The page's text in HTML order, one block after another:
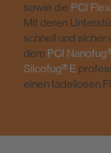
sowie die PCI
Mit deren
schnell und sicher
dem PCI
Silcofug® E
einen tadellosen